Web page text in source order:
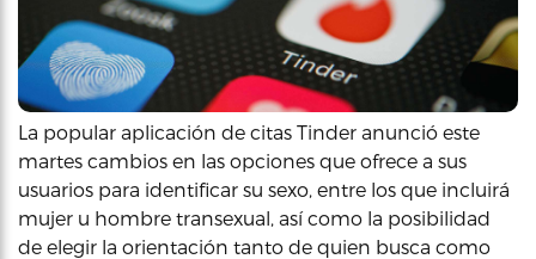
La popular aplicación de citas Tinder anunció este
martes cambios en las opciones que ofrece a sus
usuarios para identificar su sexo, entre los que incluirá
mujer u hombre transexual, así como la posibilidad
de elegir la orientación tanto de quien busca como